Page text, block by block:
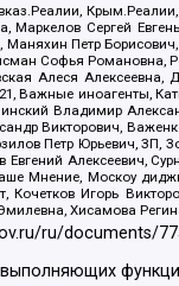
Маркелов Сергей
Петр
Софья Романовна,
Алеся
Важные иноагенты,
Владимир
Викторович,
Петр Юрьевич,
Алексеевич,
Мнение, Москоу
Кочетков Игорь
Хисамова
ru/documents/